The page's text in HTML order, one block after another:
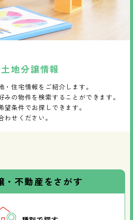
地分譲情報
住宅情報をご紹介します。
の物件を検索することができます。
条件でお探しできます。
せください。
・不動産をさがす